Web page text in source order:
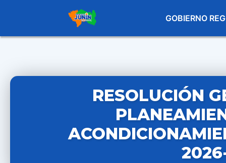
GOBIERNO
RESOLUCIÓN